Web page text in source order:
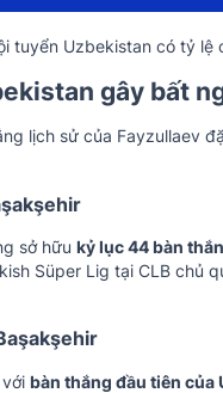
tuyển Uzbekistan có tỷ lệ
gây bất
lịch sử của Fayzullaev
sở hữu kỷ lục 44 bàn
Süper Lig tại CLB chủ
bàn thắng đầu tiên